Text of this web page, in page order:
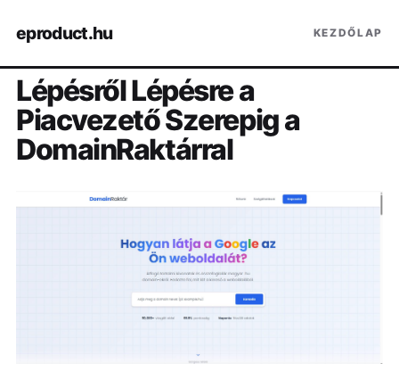
eproduct.hu KEZDŐLAP
Lépésről Lépésre a
Piacvezető Szerepig a
DomainRaktárral